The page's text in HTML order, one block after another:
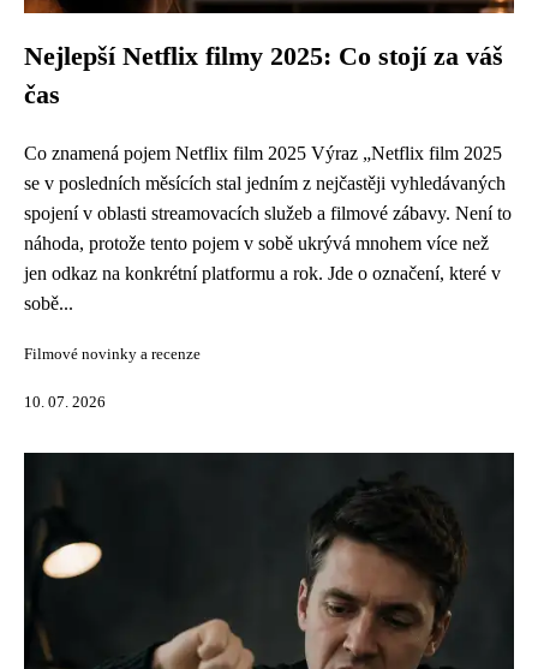
Nejlepší Netflix filmy 2025: Co stojí za váš
čas
Co znamená pojem Netflix film 2025 Výraz „Netflix film 2025
se v posledních měsících stal jedním z nejčastěji vyhledávaných
spojení v oblasti streamovacích služeb a filmové zábavy. Není to
náhoda, protože tento pojem v sobě ukrývá mnohem více než
jen odkaz na konkrétní platformu a rok. Jde o označení, které v
sobě...
Filmové novinky a recenze
10. 07. 2026